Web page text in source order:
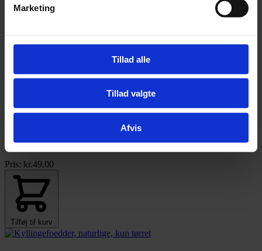
Marketing
Tillad alle
Tillad valgte
Afvis
Whesco Nature findes i mange forskellige varianter og kommer fra
Whesco Nature er kendetegnet for kvalitet og 100% naturligt.
Relaterede produkter
Tørret oksekallun - 250 gram
Pris: kr.49,00
Tilføj til kurv